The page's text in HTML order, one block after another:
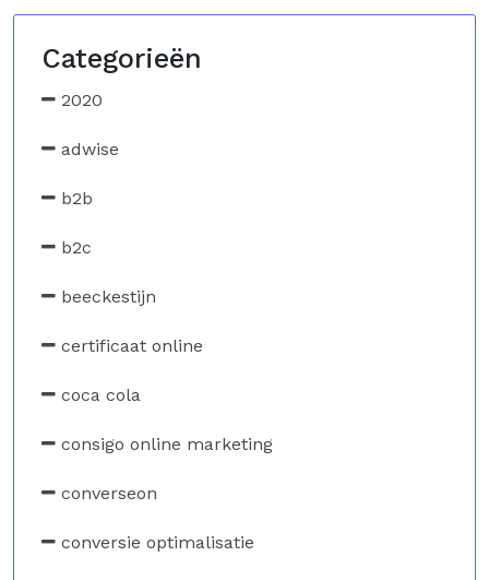
Categorieën
2020
adwise
b2b
b2c
beeckestijn
certificaat online
coca cola
consigo online marketing
converseon
conversie optimalisatie